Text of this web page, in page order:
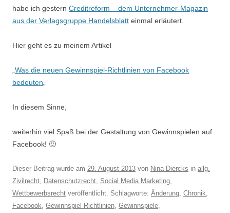
habe ich gestern Creditreform – dem Unternehmer-Magazin
aus der Verlagsgruppe Handelsblatt einmal erläutert.
Hier geht es zu meinem Artikel
Was die neuen Gewinnspiel-Richtlinien von Facebook
bedeuten
In diesem Sinne,
weiterhin viel Spaß bei der Gestaltung von Gewinnspielen auf
Facebook! 🙂
Dieser Beitrag wurde am 29. August 2013 von Nina Diercks in allg.
Zivilrecht
Datenschutzrecht Social Media Marketing
Wettbewerbsrecht veröffentlicht. Schlagworte: Änderung Chronik
Facebook Gewinnspiel Richtlinien Gewinnspiele